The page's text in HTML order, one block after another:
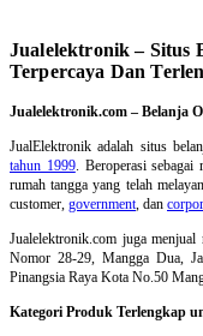
Jualelektronik – Situs
Terpercaya Dan
Jualelektronik.com – Belanja
JualElektronik adalah situs
tahun 1999. Beroperasi sebagai
rumah tangga yang telah
customer, government, dan
Jualelektronik.com juga
Nomor 28-29, Mangga Dua,
Pinangsia Raya Kota No.50
Kategori Produk Terlengkap